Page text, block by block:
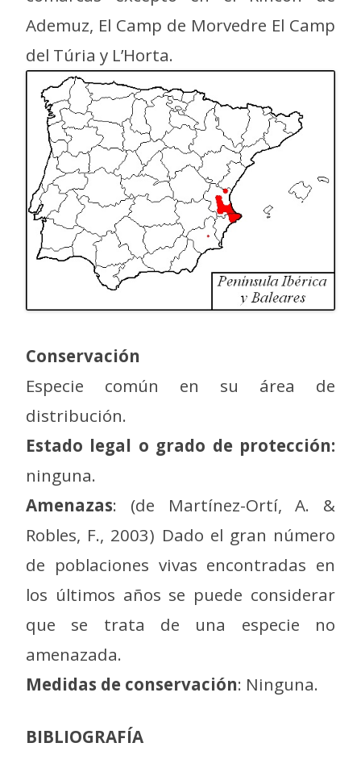
Ademuz, El Camp de Morvedre El Camp
del Túria y L’Horta.
Conservación
Especie común en su área de
distribución.
Estado legal o grado de protección:
ninguna.
Amenazas: (de Martínez-Ortí, A. &
Robles, F., 2003) Dado el gran número
de poblaciones vivas encontradas en
los últimos años se puede considerar
que se trata de una especie no
amenazada.
Medidas de conservación: Ninguna.
BIBLIOGRAFÍA